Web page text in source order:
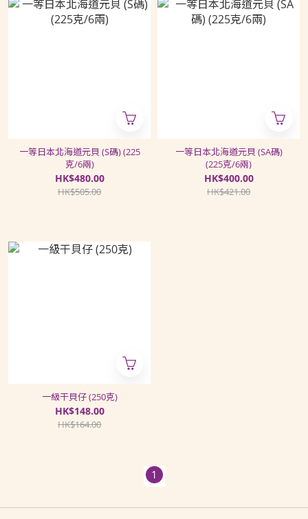
一等日本北海道元貝 (S碼) (225
克/6兩)
HK$480.00
HK$505.00
一等日本北海道元貝 (SA碼)
(225克/6兩)
HK$400.00
HK$421.00
一級干貝仔 (250克)
HK$148.00
HK$164.00
1